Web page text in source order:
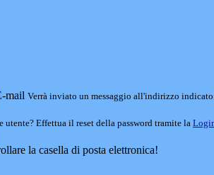
mail Verrà inviato un messaggio all'indirizzo
utente? Effettua il reset della password tramite la
la casella di posta elettronica!